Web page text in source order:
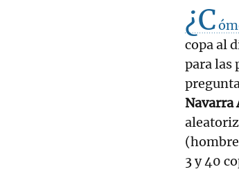
¿C
copa al
para las
3 y 40